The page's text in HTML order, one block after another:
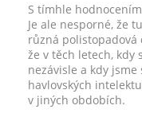
S tímhle
Je ale nesporné, že
různá polistopadová
že v těch letech, kdy
nezávisle a kdy
havlovských
v jiných obdobích.